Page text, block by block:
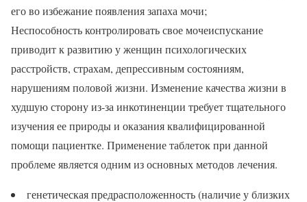
его во избежание появления запаха мочи;
Неспособность контролировать свое мочеиспускание
приводит к развитию у женщин психологических
расстройств, страхам, депрессивным состояниям,
нарушениям половой жизни. Изменение качества жизни в
худшую сторону из-за инкотиненции требует тщательного
изучения ее природы и оказания квалифицированной
помощи пациентке. Применение таблеток при данной
проблеме является одним из основных методов лечения.
генетическая предрасположенность (наличие у близких